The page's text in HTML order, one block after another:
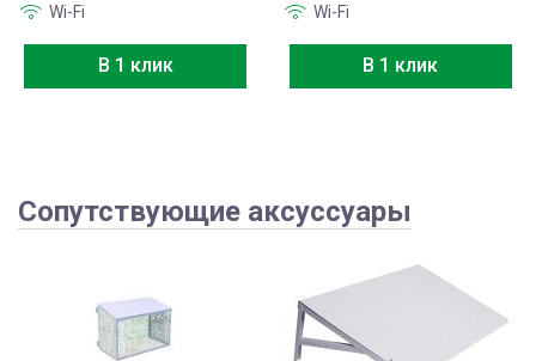
Wi-Fi
В 1 клик
Wi-Fi
В 1 клик
Сопутствующие аксуссуары